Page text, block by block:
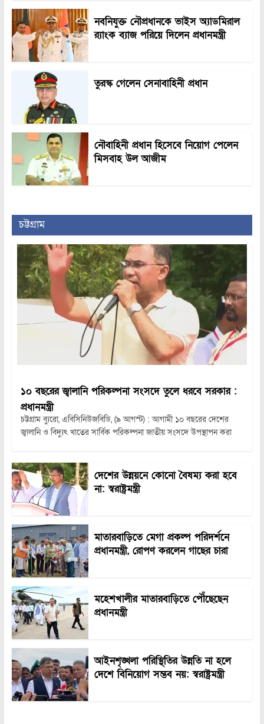
নবনিযুক্ত নৌপ্রধানকে ভাইস অ্যাডমিরাল
র‍্যাংক ব্যাজ পরিয়ে দিলেন প্রধানমন্ত্রী
তুরস্ক গেলেন সেনাবাহিনী প্রধান
নৌবাহিনী প্রধান হিসেবে নিয়োগ পেলেন
মিসবাহ উল আজীম
চট্টগ্রাম
১০ বছরের জ্বালানি পরিকল্পনা সংসদে তুলে ধরবে সরকার :
প্রধানমন্ত্রী
চট্টগ্রাম ব্যুরো, এবিসিনিউজবিডি, (৯ আগস্ট) : আগামী ১০ বছরের দেশের
জ্বালানি ও বিদ্যুৎ খাতের সার্বিক পরিকল্পনা জাতীয় সংসদে উপস্থাপন করা
দেশের উন্নয়নে কোনো বৈষম্য করা হবে
না: স্বরাষ্ট্রমন্ত্রী
মাতারবাড়িতে মেগা প্রকল্প পরিদর্শনে
প্রধানমন্ত্রী, রোপণ করলেন গাছের চারা
মহেশখালীর মাতারবাড়িতে পৌঁছেছেন
প্রধানমন্ত্রী
আইনশৃঙ্খলা পরিস্থিতির উন্নতি না হলে
দেশে বিনিয়োগ সম্ভব নয়: স্বরাষ্ট্রমন্ত্রী